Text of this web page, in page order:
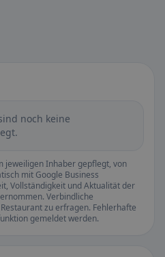
noch keine
jeweiligen Inhaber gepflegt, von
mit Google Business
Vollständigkeit und Aktualität der
Verbindliche
zu erfragen. Fehlerhafte
gemeldet werden.